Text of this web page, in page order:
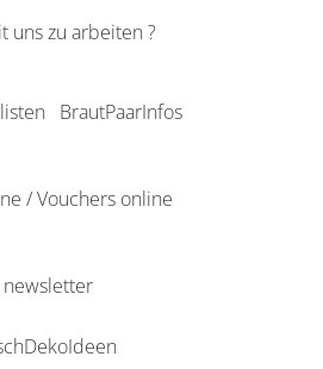
uns zu arbeiten ?
BrautPaarInfos
/ Vouchers online
newsletter